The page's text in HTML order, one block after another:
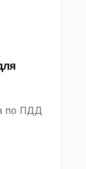
по ПДД